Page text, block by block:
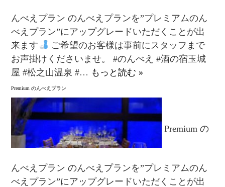
んべえプラン のんべえプランを”プレミアムのん
べえプラン”にアップグレードいただくことが出
来ます
ご希望のお客様は事前にスタッフまで
お声掛けくださいませ。 #のんべえ #酒の宿玉城
屋 #松之山温泉 #… もっと読む »
Premium のんべえプラン
Premium の
んべえプラン のんべえプランを”プレミアムのん
べえプラン”にアップグレードいただくことが出